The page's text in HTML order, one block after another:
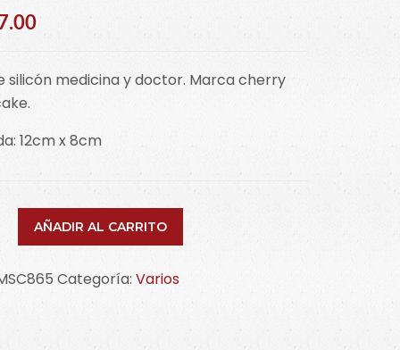
silicón medicina y doctor. Marca cherry
12cm x 8cm
AÑADIR AL CARRITO
Categoría:Varios